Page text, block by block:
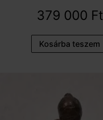
379 000 Ft
Kosárba teszem